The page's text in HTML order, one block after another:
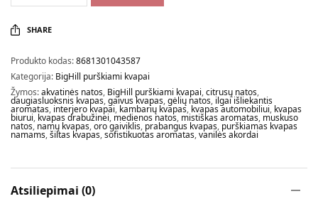
SHARE
Produkto kodas:8681301043587
Kategorija: BigHill purškiami kvapai
Žymos:akvatinės natos, BigHill purškiami kvapai,citrusų natos,
daugiasluoksnis kvapas,gaivus kvapas,gėlių natos, ilgai išliekantis
aromatas, interjero kvapai, kambarių kvapas, kvapas automobiliui, kvapas
biurui, kvapas drabužinei, medienos natos, mistiškas aromatas, muskuso
natos, namų kvapas,oro gaiviklis, prabangus kvapas, purškiamas kvapas
namams,šiltas kvapas,sofistikuotas aromatas,vanilės akordai
Atsiliepimai (0)